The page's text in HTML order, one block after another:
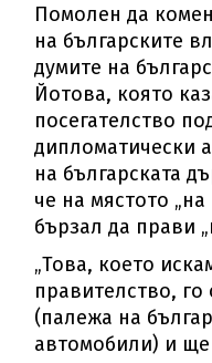
Помолен да
на българските
думите на
Йотова, която
посегателство
дипломатически
на българската
че на мястото
бързал да прави
„Това, което
правителство,
(палежа на
автомобили) и